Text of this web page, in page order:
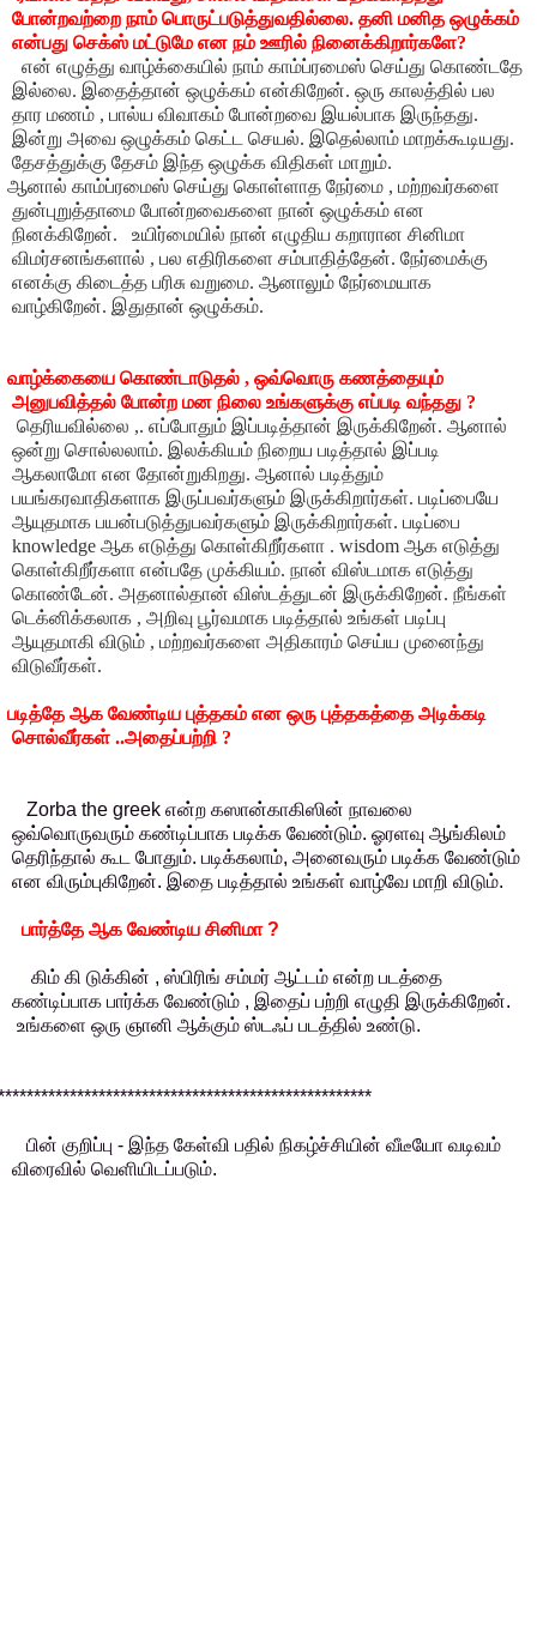
போன்றவற்றை நாம் பொருட்படுத்துவதில்லை. தனி மனித ஒழுக்கம்
என்பது செக்ஸ் மட்டுமே என நம் ஊரில் நினைக்கிறார்களே?
எழுத்து வாழ்க்கையில் நாம் காம்ப்ரமைஸ் செய்து கொண்டதே
இல்லை. இதைத்தான் ஒழுக்கம் என்கிறேன். ஒரு காலத்தில் பல
தார மணம் , பால்ய விவாகம் போன்றவை இயல்பாக இருந்தது.
இன்று அவை ஒழுக்கம் கெட்ட செயல். இதெல்லாம் மாறக்கூடியது.
தேசத்துக்கு தேசம் இந்த ஒழுக்க விதிகள் மாறும்.
காம்ப்ரமைஸ் செய்து கொள்ளாத நேர்மை , மற்றவர்களை
துன்புறுத்தாமை போன்றவைகளை நான் ஒழுக்கம் என
நினக்கிறேன். உயிர்மையில் நான் எழுதிய கறாரான சினிமா
விமர்சனங்களால் , பல எதிரிகளை சம்பாதித்தேன். நேர்மைக்கு
எனக்கு கிடைத்த பரிசு வறுமை. ஆனாலும் நேர்மையாக
வாழ்கிறேன். இதுதான் ஒழுக்கம்.
கொண்டாடுதல் , ஒவ்வொரு கணத்தையும்
அனுபவித்தல் போன்ற மன நிலை உங்களுக்கு எப்படி வந்தது ?
,. எப்போதும் இப்படித்தான் இருக்கிறேன். ஆனால்
ஒன்று சொல்லலாம். இலக்கியம் நிறைய படித்தால் இப்படி
ஆகலாமோ என தோன்றுகிறது. ஆனால் படித்தும்
பயங்கரவாதிகளாக இருப்பவர்களும் இருக்கிறார்கள். படிப்பையே
ஆயுதமாக பயன்படுத்துபவர்களும் இருக்கிறார்கள். படிப்பை
knowledge ஆக எடுத்து கொள்கிறீர்களா . wisdom ஆக எடுத்து
கொள்கிறீர்களா என்பதே முக்கியம். நான் விஸ்டமாக எடுத்து
கொண்டேன். அதனால்தான் விஸ்டத்துடன் இருக்கிறேன். நீங்கள்
டெக்னிக்கலாக , அறிவு பூர்வமாக படித்தால் உங்கள் படிப்பு
ஆயுதமாகி விடும் , மற்றவர்களை அதிகாரம் செய்ய முனைந்து
விடுவீர்கள்.
ஆக வேண்டிய புத்தகம் என ஒரு புத்தகத்தை அடிக்கடி
சொல்வீர்கள் ..அதைப்பற்றி ?
Zorba the greek என்ற கஸான்காகிஸின் நாவலை
ஒவ்வொருவரும் கண்டிப்பாக படிக்க வேண்டும். ஓரளவு ஆங்கிலம்
தெரிந்தால் கூட போதும். படிக்கலாம், அனைவரும் படிக்க வேண்டும்
என விரும்புகிறேன். இதை படித்தால் உங்கள் வாழ்வே மாறி விடும்.
பார்த்தே ஆக வேண்டிய சினிமா ?
கி டுக்கின் , ஸ்பிரிங் சம்மர் ஆட்டம் என்ற படத்தை
கண்டிப்பாக பார்க்க வேண்டும் , இதைப் பற்றி எழுதி இருக்கிறேன்.
உங்களை ஒரு ஞானி ஆக்கும் ஸ்டஃப் படத்தில் உண்டு.
குறிப்பு - இந்த கேள்வி பதில் நிகழ்ச்சியின் வீடீயோ வடிவம்
விரைவில் வெளியிடப்படும்.